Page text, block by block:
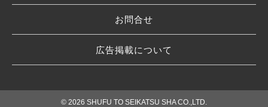
お問合せ
広告掲載について
© 2026 SHUFU TO SEIKATSU SHA CO.,LTD.